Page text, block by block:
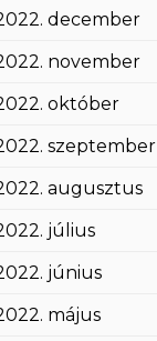
december
november
október
szeptember
augusztus
július
június
május